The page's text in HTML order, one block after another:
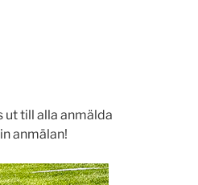
till alla anmälda
anmälan!